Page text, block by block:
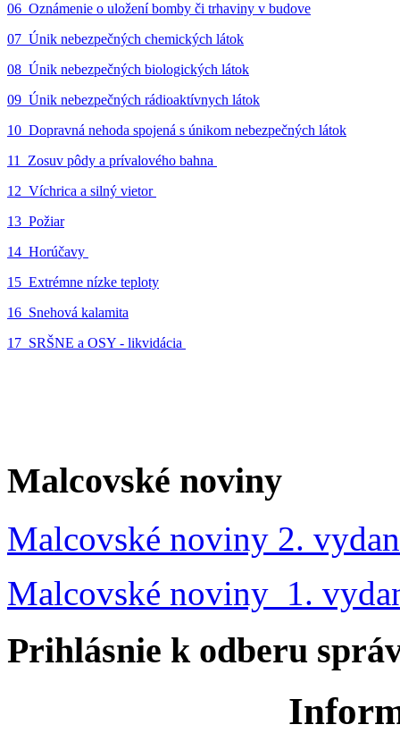
06_Oznámenie o uložení bomby či trhaviny v budove
07_Únik nebezpečných chemických látok
08_Únik nebezpečných biologických látok
09_Únik nebezpečných rádioaktívnych látok
10_Dopravná nehoda spojená s únikom nebezpečných látok
11_Zosuv pôdy a prívalového bahna
12_Víchrica a silný vietor
13_Požiar
14_Horúčavy
15_Extrémne nízke teploty
16_Snehová kalamita
17_SRŠNE a OSY - likvidácia
Malcovské noviny
Malcovské noviny 2.
Malcovské noviny 1.
Prihlásnie k odberu